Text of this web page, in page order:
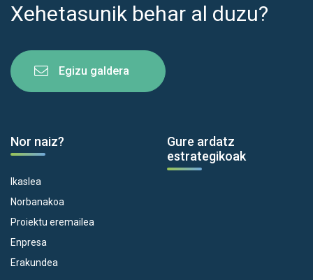
Xehetasunik behar al duzu?
Egizu galdera
Nor naiz?
Ikaslea
Norbanakoa
Proiektu eremailea
Enpresa
Erakundea
Gure ardatz
estrategikoak